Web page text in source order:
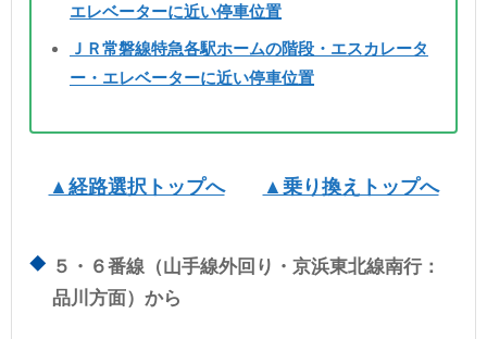
エレベーターに近い停車位置
ＪＲ常磐線特急各駅ホームの階段・エスカレータ
ー・エレベーターに近い停車位置
▲経路選択トップへ ▲乗り換えトップへ
５・６番線（山手線外回り・京浜東北線南行：
品川方面）から